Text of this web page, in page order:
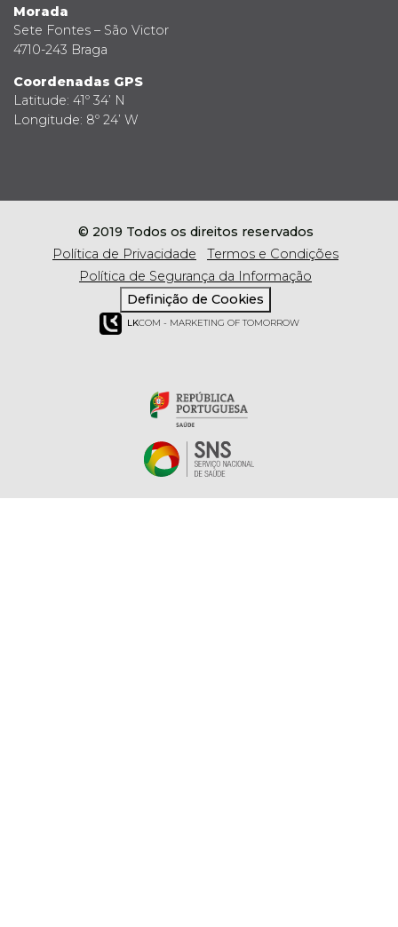
Morada
Sete Fontes – São Victor
4710-243 Braga
Coordenadas GPS
Latitude: 41º 34’ N
Longitude: 8º 24’ W
© 2019 Todos os direitos reservados
Política de Privacidade
Termos e Condições
Política de Segurança da Informação
Definição de Cookies
LKCOM - MARKETING OF TOMORROW